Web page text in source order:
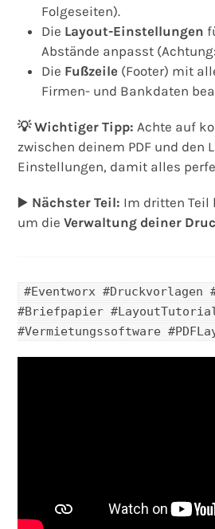
Folgeseiten).
Die Layout-Einstellungen
Abstände anpasst
Die Fußzeile (Footer) mit
Firmen- und Bankdaten
💡 Wichtiger Tipp: Achte auf
zwischen deinem PDF und den
Einstellungen, damit alles
▶️ Nächster Teil: Im dritten Teil
um dieVerwaltung deiner
#Eventworx #Druckvorlagen
#Briefpapier
#Vermietungssoftware